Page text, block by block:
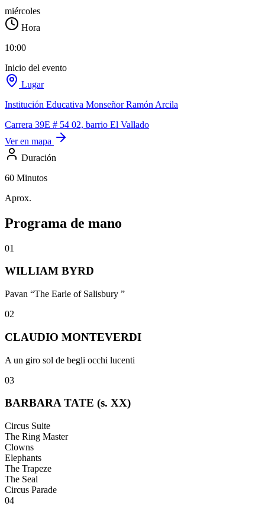
miércoles
Hora
10:00
Inicio del evento
Lugar
Institución Educativa Monseñor Ramón Arcila
Carrera 39E # 54 02, barrio El Vallado
Ver en mapa
Duración
60 Minutos
Aprox.
Programa de mano
01
WILLIAM BYRD
Pavan “The Earle of Salisbury ”
02
CLAUDIO MONTEVERDI
A un giro sol de begli occhi lucenti
03
BARBARA TATE (s. XX)
Circus Suite
The Ring Master
Clowns
Elephants
The Trapeze
The Seal
Circus Parade
04